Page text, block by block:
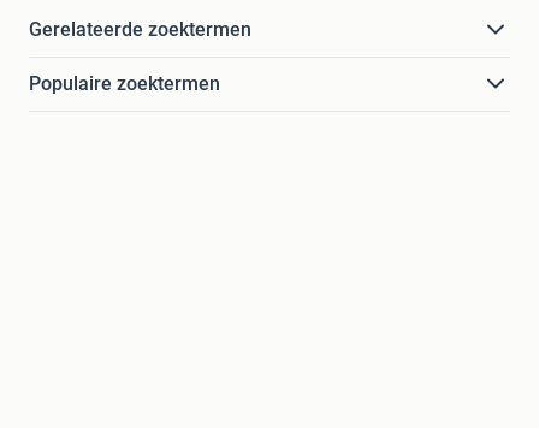
Gerelateerde zoektermen
Populaire zoektermen